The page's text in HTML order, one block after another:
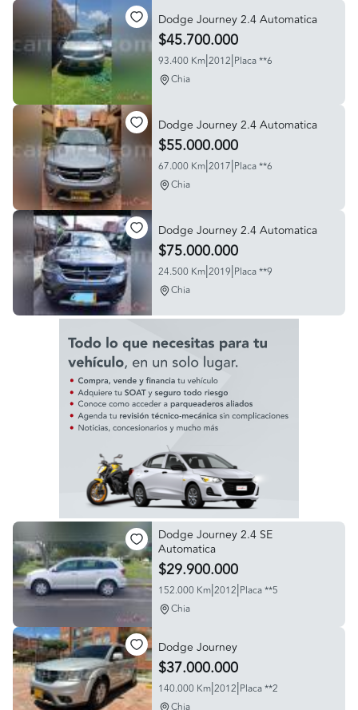
Dodge Journey 2.4 Automatica
$45.700.000
93.400 Km|2012|Placa **6
Chia
Dodge Journey 2.4 Automatica
$55.000.000
67.000 Km|2017|Placa **6
Chia
Dodge Journey 2.4 Automatica
$75.000.000
24.500 Km|2019|Placa **9
Chia
Dodge Journey 2.4 SE
Automatica
$29.900.000
152.000 Km|2012|Placa **5
Chia
Dodge Journey
$37.000.000
140.000 Km|2012|Placa **2